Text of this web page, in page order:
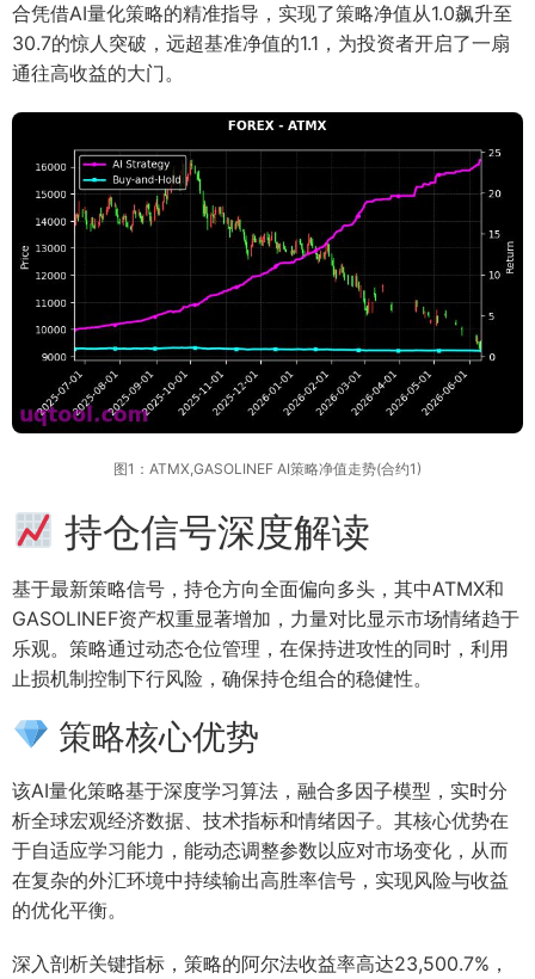
合凭借AI量化策略的精准指导，实现了策略净值从1.0飙升至
30.7的惊人突破，远超基准净值的1.1，为投资者开启了一扇
通往高收益的大门。
图1：ATMX,GASOLINEF AI策略净值走势(合约1)
持仓信号深度解读
基于最新策略信号，持仓方向全面偏向多头，其中ATMX和
GASOLINEF资产权重显著增加，力量对比显示市场情绪趋于
乐观。策略通过动态仓位管理，在保持进攻性的同时，利用
止损机制控制下行风险，确保持仓组合的稳健性。
策略核心优势
该AI量化策略基于深度学习算法，融合多因子模型，实时分
析全球宏观经济数据、技术指标和情绪因子。其核心优势在
于自适应学习能力，能动态调整参数以应对市场变化，从而
在复杂的外汇环境中持续输出高胜率信号，实现风险与收益
的优化平衡。
深入剖析关键指标，策略的阿尔法收益率高达23,500.7%，